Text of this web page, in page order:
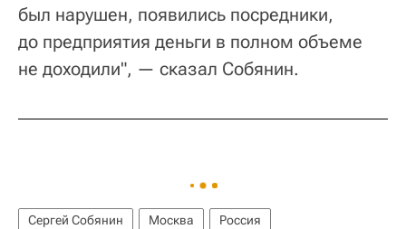
был нарушен, появились посредники,
до предприятия деньги в полном объеме
не доходили", — сказал Собянин.
Сергей Собянин Москва Россия